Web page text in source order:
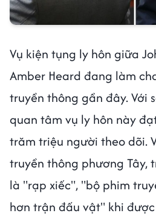
Vụ kiện tụng ly hôn giữa
Amber Heard đang làm
truyền thông gần đây. Với
quan tâm vụ ly hôn này
trăm triệu người theo dõi.
truyền thông phương Tây,
là "rạp xiếc", "bộ phim
hơn trận đấu vật" khi